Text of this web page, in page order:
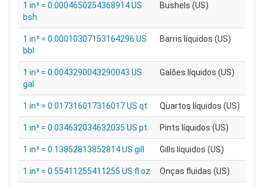
1 in³ = 0.0004650254368914 US
bsh
Bushels (US)
1 in³ = 0.00010307153164296 US
bbl
Barris líquidos (US)
1 in³ = 0.0043290043290043 US
gal
Galões líquidos (US)
1 in³ = 0.017316017316017 US qt Quartos líquidos (US)
1 in³ = 0.034632034632035 US pt Pints líquidos (US)
1 in³ = 0.13852813852814 US gill Gills líquidos (US)
1 in³ = 0.55411255411255 US fl oz Onças fluidas (US)